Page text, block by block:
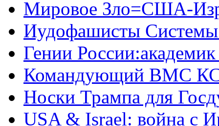
Мировое Зло=США-
Иудофашисты
Гении
Командующий ВМС
Носки Трампа для
USA & Israel: война с